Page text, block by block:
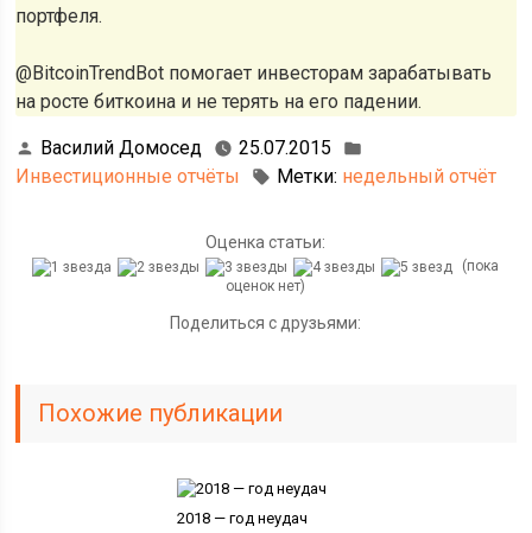
портфеля.
@BitcoinTrendBot помогает инвесторам зарабатывать
на росте биткоина и не терять на его падении.
Василий Домосед
25.07.2015
Инвестиционные отчёты
Метки: недельный отчёт
Оценка статьи:
(пока
оценок нет)
Поделиться с друзьями:
Похожие публикации
2018 — год неудач